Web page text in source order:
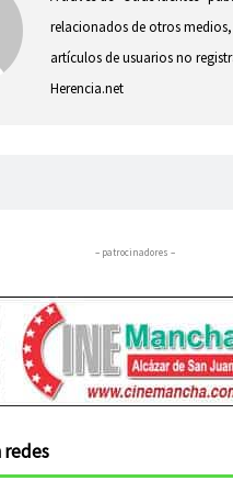
relacionados de otros
artículos de usuarios no
Herencia.net
– patrocinadores –
redes